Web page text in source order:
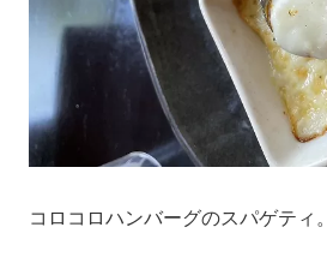
コロコロハンバーグのスパゲティ。